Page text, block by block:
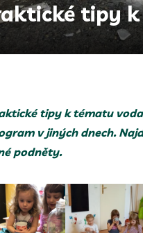
tipy
tipy k tématu
v jiných dnech.
podněty.